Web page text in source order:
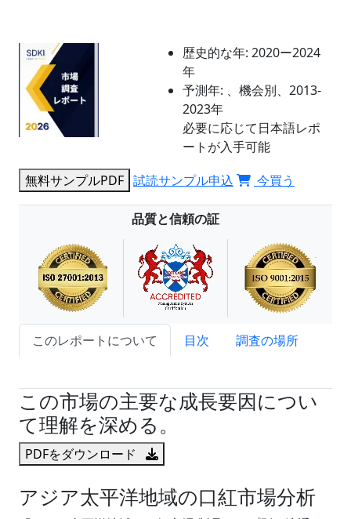
歴史的な年: 2020ー2024
年
予測年: 、機会別、2013-
2023年
必要に応じて日本語レポ
ートが入手可能
無料サンプルPDF 試読サンプル申込 今買う
品質と信頼の証
このレポートについて 目次
調査の場所
この市場の主要な成長要因につい
て理解を深める。
PDFをダウンロード
アジア太平洋地域の口紅市場分析